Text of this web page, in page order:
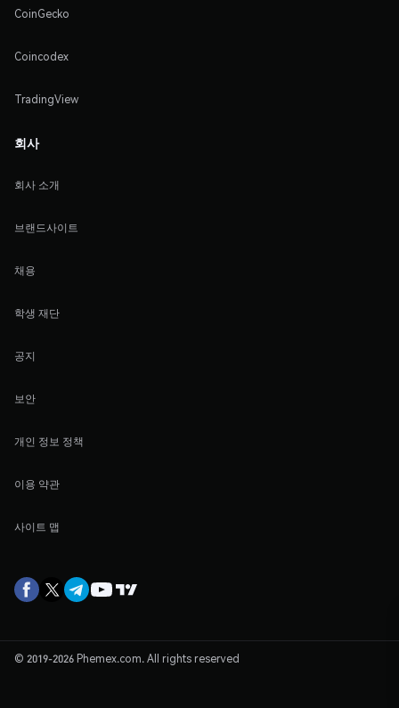
CoinGecko
Coincodex
TradingView
회사
회사 소개
브랜드사이트
채용
학생 재단
공지
보안
개인 정보 정책
이용 약관
사이트 맵
© 2019-2026 Phemex.com. All rights reserved